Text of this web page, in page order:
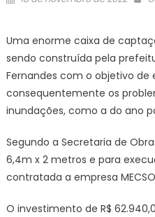
Uma enorme caixa de
sendo construída pela
Fernandes com o objetivo de
consequentemente os
inundações, como a do ano
Segundo a Secretaria de
6,4m x 2 metros e para
contratada a empresa
O investimento de R$